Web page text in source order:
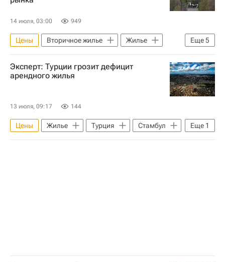
14 июля, 03:00 949
Еще5
Цены Вторичное жилье
Жилье
Москва
Россия
Краснодар
ЦИАН
Сделки
Эксперт: Турции грозит дефицит
арендного жилья
13 июля, 09:17 144
Еще 1
Цены Жилье Турция
Стамбул
Анкара (провинция)